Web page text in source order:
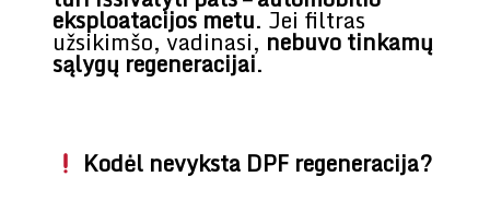
eksploatacijos metu. Jei filtras
užsikimšo, vadinasi, nebuvo tinkamų
sąlygų regeneracijai.
Kodėl nevyksta DPF regeneracija?